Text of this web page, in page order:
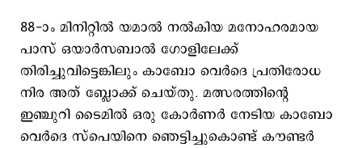
88-ാം മിനിറ്റിൽ യമാൽ നൽകിയ മനോഹരമായ
പാസ് ഒയാർസബാൽ ഗോളിലേക്ക്
തിരിച്ചുവിട്ടെങ്കിലും കാബോ വെർദെ പ്രതിരോധ
നിര അത് ബ്ലോക്ക് ചെയ്തു. മത്സരത്തിന്റെ
ഇഞ്ചുറി ടൈമിൽ ഒരു കോർണർ നേടിയ കാബോ
വെർദെ സ്പെയിനെ ഞെട്ടിച്ചുകൊണ്ട് കൗണ്ടർ